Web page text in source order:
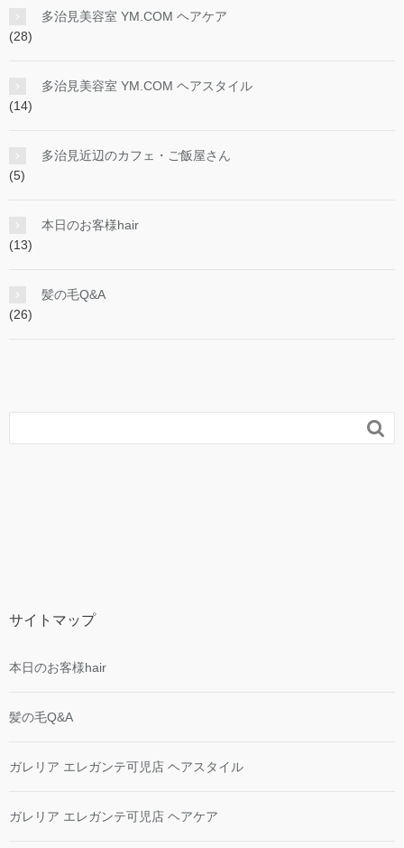
多治見美容室 YM.COM ヘアケア
(28)
多治見美容室 YM.COM ヘアスタイル
(14)
多治見近辺のカフェ・ご飯屋さん
(5)
本日のお客様hair
(13)
髪の毛Q&A
(26)

サイトマップ
本日のお客様hair
髪の毛Q&A
ガレリア エレガンテ可児店 ヘアスタイル
ガレリア エレガンテ可児店 ヘアケア